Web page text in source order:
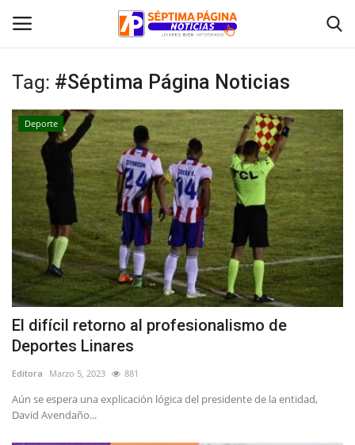
Inicio
Crónica
Policial
Tribunales
Deporte
Política
Espectáculos
Tag: #Séptima Página Noticias
Deporte
El difícil retorno al profesionalismo de
Deportes Linares
Editora Marzo 5, 2023 881
Aún se espera una explicación lógica del presidente de la entidad,
David Avendaño...